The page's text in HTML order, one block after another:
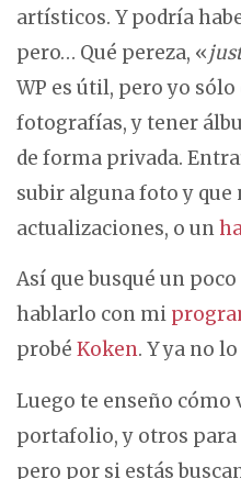
artísticos. Y podría
pero… Qué pereza, «
WP es útil, pero yo
fotografías, y tener
de forma privada.
subir alguna foto y que
actualizaciones, o un
Así que busqué un
hablarlo con mi
probé Koken. Y ya no
Luego te enseño cómo
portafolio, y otros para
pero por si estás